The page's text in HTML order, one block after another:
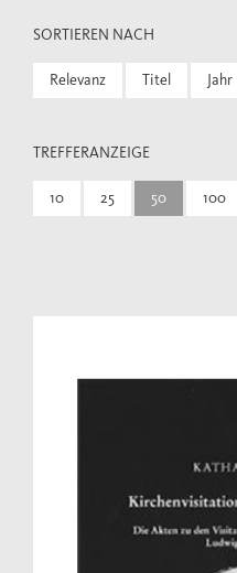
SORTIEREN NACH
Relevanz Titel Jahr
TREFFERANZEIGE
10 25 50 100